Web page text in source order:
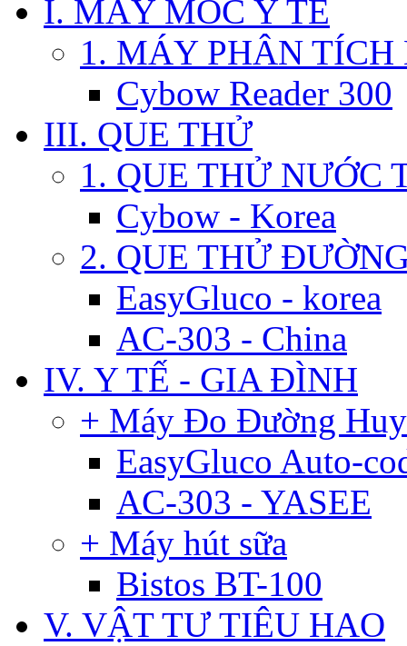
I. MÁY MÓC Y TẾ
1. MÁY PHÂN TÍCH
Cybow Reader 300
III. QUE THỬ
1. QUE THỬ NƯỚC
Cybow - Korea
2. QUE THỬ
EasyGluco - korea
AC-303 - China
IV. Y TẾ - GIA ĐÌNH
+ Máy Đo Đường
EasyGluco Auto-
AC-303 - YASEE
+ Máy hút sữa
Bistos BT-100
V. VẬT TƯ TIÊU HAO